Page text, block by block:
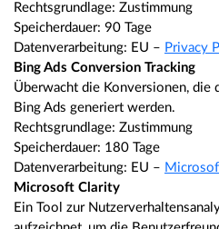
Rechtsgrundlage: Zustimmung
Speicherdauer: 90 Tage
Datenverarbeitung: EU – Privacy
Bing Ads Conversion Tracking
Überwacht die Konversionen, die
Bing Ads generiert werden.
Rechtsgrundlage: Zustimmung
Speicherdauer: 180 Tage
Datenverarbeitung: EU –
Microsoft Clarity
Ein Tool zur